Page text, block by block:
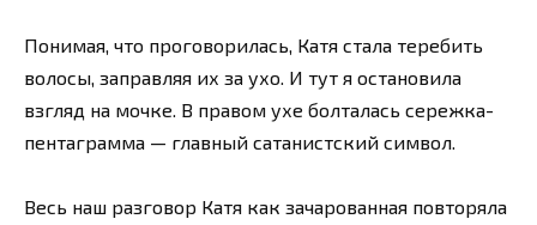
Понимая, что проговорилась, Катя стала теребить
волосы, заправляя их за ухо. И тут я остановила
взгляд на мочке. В правом ухе болталась сережка-
пентаграмма — главный сатанистский символ.
Весь наш разговор Катя как зачарованная повторяла